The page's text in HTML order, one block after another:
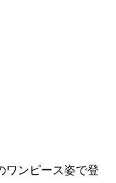
ワンピース姿で登